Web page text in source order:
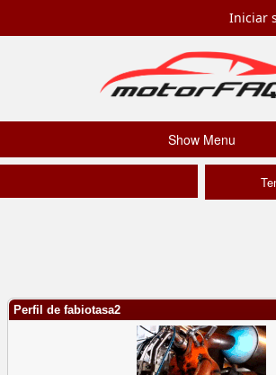
Iniciar
Show Menu
Perfil de fabiotasa2